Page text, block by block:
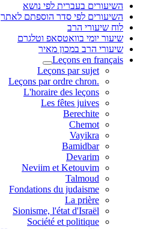
השיעורים בעברית לפי נושא
השיעורים לפי סדר הוספתם לאתר
לוח שיעורי הרב
שיעור יומי בוואטסאפ וטלגרם
שיעורי הרב במכון מאיר
Leçons en français
Leçons par sujet
.Leçons par ordre chron
L'horaire des leçons
Les fêtes juives
Berechite
Chemot
Vayikra
Bamidbar
Devarim
Neviim et Ketouvim
Talmoud
Fondations du judaisme
La prière
Sionisme, l'état d'Israël
Société et politique